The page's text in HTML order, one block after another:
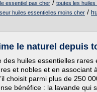
essentiel pas cher / toutes les huiles
huiles essentielles moins cher /
le naturel depuis
des huiles essentielles rares
et nobles et en associant
choisit parmi plus de 250
bénéfice : la lavande qui